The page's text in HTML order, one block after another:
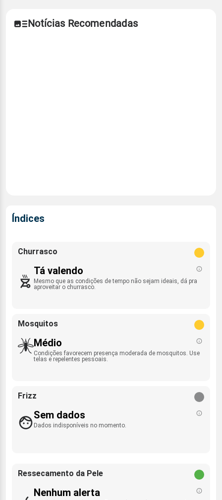
Notícias Recomendadas
Índices
Churrasco
Tá valendo
Mesmo que as condições de tempo não sejam ideais, dá pra
aproveitar o churrasco.
Mosquitos
Médio
Condições favorecem presença moderada de mosquitos. Use
telas e repelentes pessoais.
Frizz
Sem dados
Dados indisponíveis no momento.
Ressecamento da Pele
Nenhum alerta